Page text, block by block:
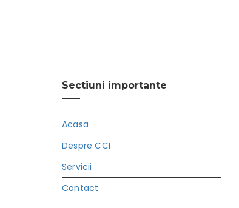
Sectiuni importante
Acasa
Despre CCI
Servicii
Contact